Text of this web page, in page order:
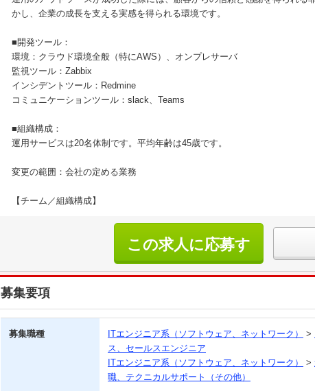
かし、企業の成長を支える実感を得られる環境です。
■開発ツール：
環境：クラウド環境全般（特にAWS）、オンプレサーバ
監視ツール：Zabbix
インシデントツール：Redmine
コミュニケーションツール：slack、Teams
■組織構成：
運用サービスは20名体制です。平均年齢は45歳です。
変更の範囲：会社の定める業務
【チーム／組織構成】
この求人に応募す
る
募集要項
募集職種 ITエンジニア系（ソフトウェア、ネットワーク） >
ス、セールスエンジニア
ITエンジニア系（ソフトウェア、ネットワーク）
>
職、テクニカルサポート（その他）